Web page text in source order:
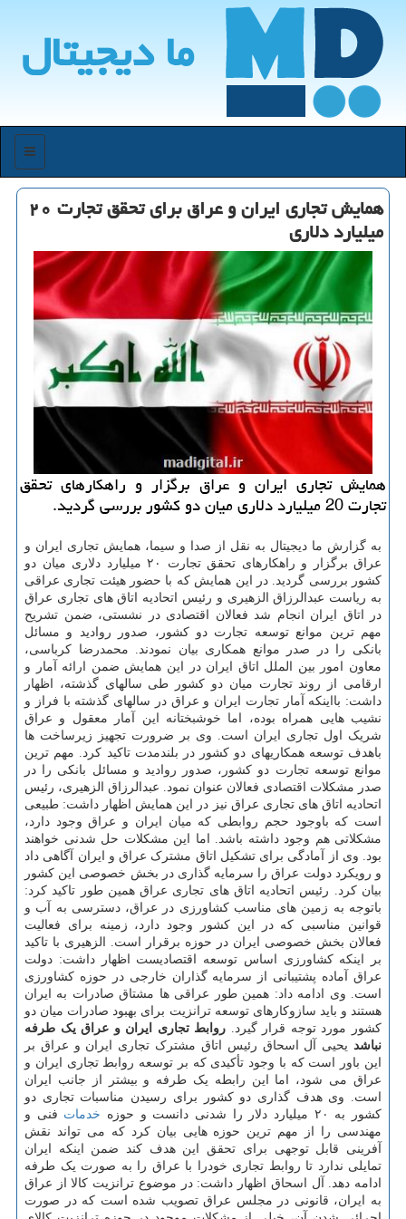
ما دیجیتال
منو
همایش تجاری ایران و عراق برای تحقق تجارت ۲۰
میلیارد دلاری
همایش تجاری ایران و عراق برگزار و راهکارهای تحقق
تجارت 20 میلیارد دلاری میان دو کشور بررسی گردید.
به گزارش ما دیجیتال به نقل از صدا و سیما، همایش تجاری ایران و
عراق برگزار و راهکارهای تحقق تجارت ۲۰ میلیارد دلاری میان دو
کشور بررسی گردید. در این همایش که با حضور هیئت تجاری عراقی
به ریاست عبدالرزاق الزهیری و رئیس اتحادیه اتاق های تجاری عراق
در اتاق ایران انجام شد فعالان اقتصادی در نشستی، ضمن تشریح
مهم ترین موانع توسعه تجارت دو کشور، صدور روادید و مسائل
بانکی را در صدر موانع همکاری بیان نمودند. محمدرضا کرباسی،
معاون امور بین الملل اتاق ایران در این همایش ضمن ارائه آمار و
ارقامی از روند تجارت میان دو کشور طی سالهای گذشته، اظهار
داشت: بااینکه آمار تجارت ایران و عراق در سالهای گذشته با فراز و
نشیب هایی همراه بوده، اما خوشبختانه این آمار معقول و عراق
شریک اول تجاری ایران است. وی بر ضرورت تجهیز زیرساخت ها
باهدف توسعه همکاریهای دو کشور در بلندمدت تاکید کرد. مهم ترین
موانع توسعه تجارت دو کشور، صدور روادید و مسائل بانکی را در
صدر مشکلات اقتصادی فعالان عنوان نمود. عبدالرزاق الزهیری، رئیس
اتحادیه اتاق های تجاری عراق نیز در این همایش اظهار داشت: طبیعی
است که باوجود حجم روابطی که میان ایران و عراق وجود دارد،
مشکلاتی هم وجود داشته باشد. اما این مشکلات حل شدنی خواهند
بود. وی از آمادگی برای تشکیل اتاق مشترک عراق و ایران آگاهی داد
و رویکرد دولت عراق را سرمایه گذاری در بخش خصوصی این کشور
بیان کرد. رئیس اتحادیه اتاق های تجاری عراق همین طور تاکید کرد:
باتوجه به زمین های مناسب کشاورزی در عراق، دسترسی به آب و
قوانین مناسبی که در این کشور وجود دارد، زمینه برای فعالیت
فعالان بخش خصوصی ایران در حوزه برقرار است. الزهیری با تاکید
بر اینکه کشاورزی اساس توسعه اقتصادیست اظهار داشت: دولت
عراق آماده پشتیبانی از سرمایه گذاران خارجی در حوزه کشاورزی
است. وی ادامه داد: همین طور عراقی ها مشتاق صادرات به ایران
هستند و باید سازوکارهای توسعه ترانزیت برای بهبود صادرات میان دو
کشور مورد توجه قرار گیرد. روابط تجاری ایران و عراق یک طرفه
نباشد یحیی آل اسحاق رئیس اتاق مشترک تجاری ایران و عراق بر
این باور است که با وجود تأکیدی که بر توسعه روابط تجاری ایران و
عراق می شود، اما این رابطه یک طرفه و بیشتر از جانب ایران
است. وی هدف گذاری دو کشور برای رسیدن مناسبات تجاری دو
کشور به ۲۰ میلیارد دلار را شدنی دانست و حوزه
خدمات فنی و
مهندسی را از مهم ترین حوزه هایی بیان کرد که می تواند نقش
آفرینی قابل توجهی برای تحقق این هدف کند ضمن اینکه ایران
تمایلی ندارد تا روابط تجاری خودرا با عراق را به صورت یک طرفه
ادامه دهد. آل اسحاق اظهار داشت: در موضوع ترانزیت کالا از عراق
به ایران، قانونی در مجلس عراق تصویب شده است که در صورت